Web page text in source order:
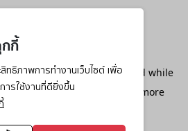
กกี้
ธิภาพการทำงานเว็บไซต์ เพื่อ
ารใช้งานที่ดียิ่งขึ้น
-side exception has occurred while
(see the browser console
for more
information).